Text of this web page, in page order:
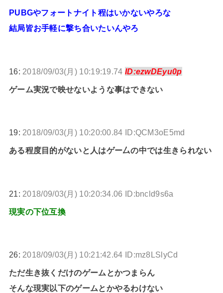
PUBGやフォートナイト程はいかないやろな
結局皆お手軽に撃ち合いたいんやろ
16: 2018/09/03(月) 10:19:19.74 ID:ezwDEyu0p
ゲーム実況で映せないような事はできない
19: 2018/09/03(月) 10:20:00.84 ID:QCM3oE5md
ある程度目的がないと人はゲー厶の中では生きられない
21: 2018/09/03(月) 10:20:34.06 ID:bncld9s6a
現実の下位互換
26: 2018/09/03(月) 10:21:42.64 ID:mz8LSlyCd
ただ生き抜くだけのゲームとかつまらん
そんな現実以下のゲームとかやるわけない